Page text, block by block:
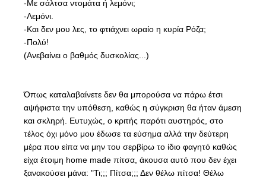
-Με σάλτσα ντομάτα ή λεμόνι;
-Λεμόνι.
-Και δεν μου λες, το φτιάχνει ωραίο η κυρία Ρόζα;
-Πολύ!
(Ανεβαίνει ο βαθμός δυσκολίας...)
Όπως καταλαβαίνετε δεν θα μπορούσα να πάρω έτσι
αψήφιστα την υπόθεση, καθώς η σύγκριση θα ήταν άμεση
και σκληρή. Ευτυχώς, ο κριτής παρότι αυστηρός, στο
τέλος όχι μόνο μου έδωσε τα εύσημα αλλά την δεύτερη
μέρα που είπα να μην του σερβίρω το ίδιο φαγητό καθώς
είχα έτοιμη home made πίτσα, άκουσα αυτό που δεν έχει
ξανακούσει μάνα: "Τι;;; Πίτσα;;; Δεν θέλω πίτσα! Θέλω